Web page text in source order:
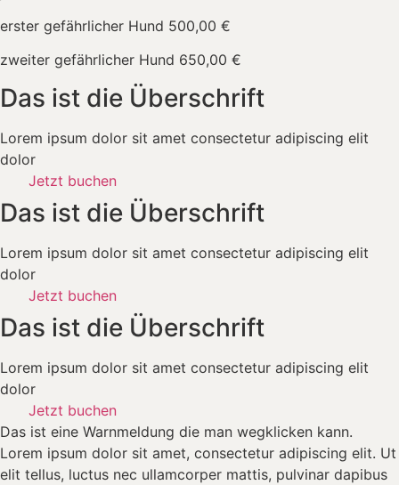
erster gefährlicher Hund 500,00 €
zweiter gefährlicher Hund 650,00 €
Das ist die Überschrift
Lorem ipsum dolor sit amet consectetur adipiscing elit
dolor
Jetzt buchen
Das ist die Überschrift
Lorem ipsum dolor sit amet consectetur adipiscing elit
dolor
Jetzt buchen
Das ist die Überschrift
Lorem ipsum dolor sit amet consectetur adipiscing elit
dolor
Jetzt buchen
Das ist eine Warnmeldung die man wegklicken kann.
Lorem ipsum dolor sit amet, consectetur adipiscing elit. Ut
elit tellus, luctus nec ullamcorper mattis, pulvinar dapibus